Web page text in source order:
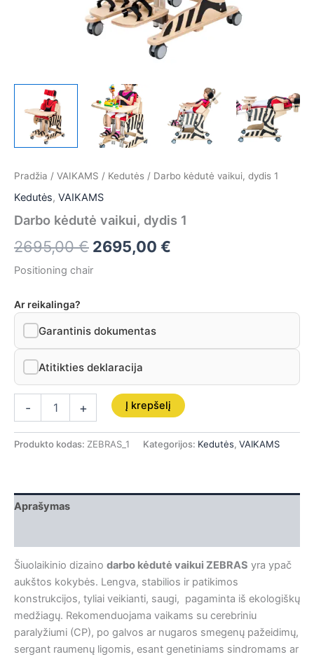
Pradžia / VAIKAMS / Kedutės / Darbo kėdutė vaikui, dydis 1
Kedutės, VAIKAMS
Darbo kėdutė vaikui, dydis 1
2695,00€ 2695,00 €
Positioning chair
Ar reikalinga?
Garantinis dokumentas
Atitikties deklaracija
- + Į krepšelį
Produkto kodas: ZEBRAS_1 Kategorijos: Kedutės, VAIKAMS
Aprašymas
Šiuolaikinio dizaino darbo kėdutė vaikui ZEBRAS yra ypač
aukštos kokybės. Lengva, stabilios ir patikimos
konstrukcijos, tyliai veikianti, saugi, pagaminta iš ekologiškų
medžiagų. Rekomenduojama vaikams su cerebriniu
paralyžiumi (CP), po galvos ar nugaros smegenų pažeidimų,
sergant raumenų ligomis, esant genetiniams sindromams ar